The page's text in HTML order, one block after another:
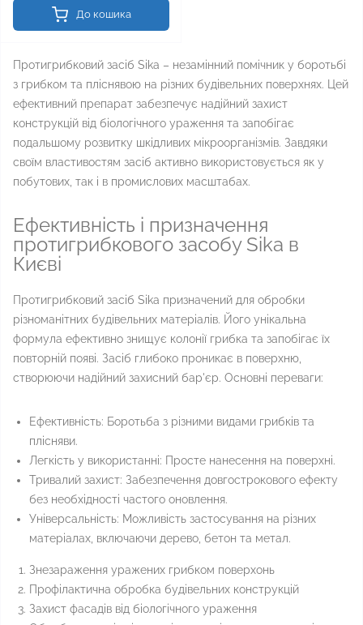
До кошика
Протигрибковий засіб Sika – незамінний помічник у боротьбі
з грибком та пліснявою на різних будівельних поверхнях. Цей
ефективний препарат забезпечує надійний захист
конструкцій від біологічного ураження та запобігає
подальшому розвитку шкідливих мікроорганізмів. Завдяки
своїм властивостям засіб активно використовується як у
побутових, так і в промислових масштабах.
Ефективність і призначення
протигрибкового засобу Sika в
Києві
Протигрибковий засіб Sika призначений для обробки
різноманітних будівельних матеріалів. Його унікальна
формула ефективно знищує колонії грибка та запобігає їх
повторній появі. Засіб глибоко проникає в поверхню,
створюючи надійний захисний бар'єр. Основні переваги:
Ефективність: Боротьба з різними видами грибків та
плісняви.
Легкість у використанні: Просте нанесення на поверхні.
Тривалий захист: Забезпечення довгострокового ефекту
без необхідності частого оновлення.
Універсальність: Можливість застосування на різних
матеріалах, включаючи дерево, бетон та метал.
Знезараження уражених грибком поверхонь
Профілактична обробка будівельних конструкцій
Захист фасадів від біологічного ураження